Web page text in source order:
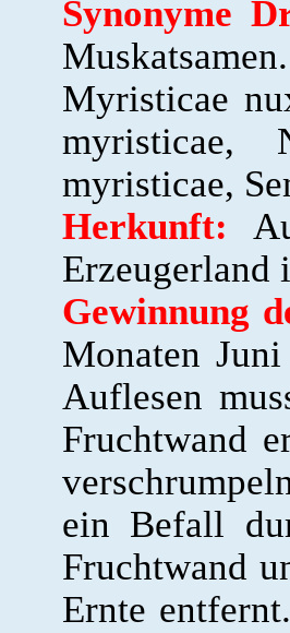
Synonyme
Muskatsamen.
Myristicae
myristicae,
myristicae,
Herkunft:
Erzeugerland
Gewinnung
Monaten
Auflesen
Fruchtwand
ein Befall
Fruchtwand
Ernte